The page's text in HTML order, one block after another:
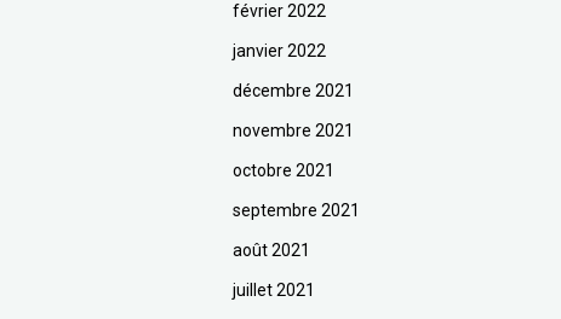
février 2022
janvier 2022
décembre 2021
novembre 2021
octobre 2021
septembre 2021
août 2021
juillet 2021